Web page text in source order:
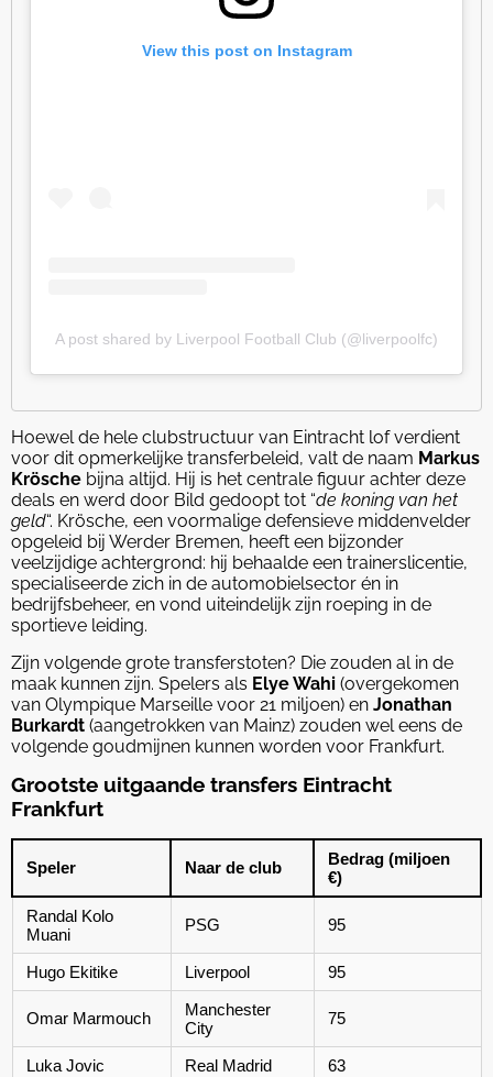
View this post on Instagram
A post shared by Liverpool Football Club (@liverpoolfc)
Hoewel de hele clubstructuur van Eintracht lof verdient
voor dit opmerkelijke transferbeleid, valt de naam Markus
Krösche bijna altijd. Hij is het centrale figuur achter deze
deals en werd door Bild gedoopt tot “de koning van het
geld“. Krösche, een voormalige defensieve middenvelder
opgeleid bij Werder Bremen, heeft een bijzonder
veelzijdige achtergrond: hij behaalde een trainerslicentie,
specialiseerde zich in de automobielsector én in
bedrijfsbeheer, en vond uiteindelijk zijn roeping in de
sportieve leiding.
Zijn volgende grote transferstoten? Die zouden al in de
maak kunnen zijn. Spelers als Elye Wahi (overgekomen
van Olympique Marseille voor 21 miljoen) en Jonathan
Burkardt (aangetrokken van Mainz) zouden wel eens de
volgende goudmijnen kunnen worden voor Frankfurt.
Grootste uitgaande transfers Eintracht
Frankfurt
Speler Naar de club
Bedrag (miljoen
€)
Randal Kolo
Muani
PSG 95
Hugo Ekitike Liverpool 95
Omar Marmouch
Manchester
City
75
Luka Jovic Real Madrid
63